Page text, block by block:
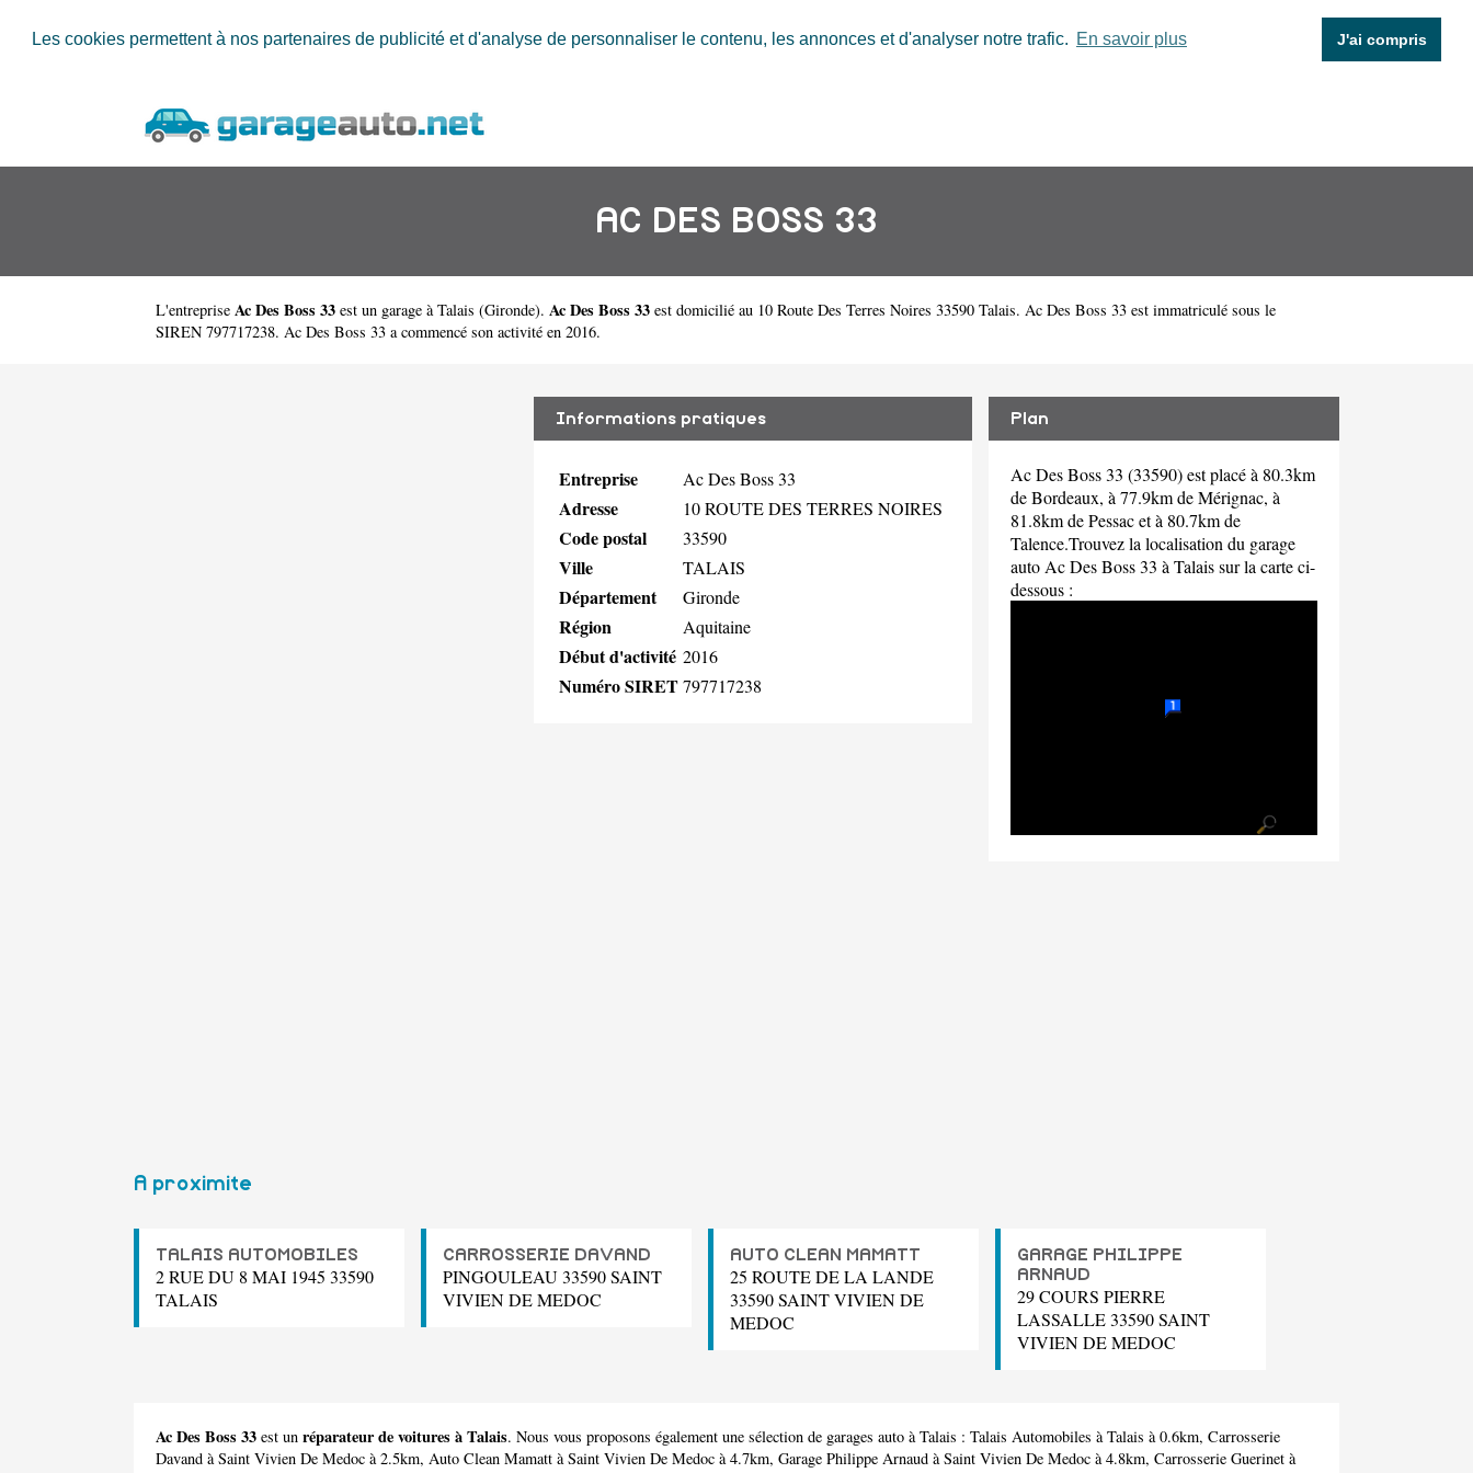
Les cookies permettent à nos partenaires de publicité et d'analyse de personnaliser le contenu, les annonces et d'analyser notre trafic. En savoir plus J'ai compris
AC DES BOSS 33
L'entreprise Ac Des Boss 33 est un garage à Talais (Gironde). Ac Des Boss 33 est domicilié au 10 Route Des Terres Noires 33590 Talais. Ac Des Boss 33 est immatriculé sous le
SIREN 797717238. Ac Des Boss 33 a commencé son activité en 2016.
Informations pratiques
Entreprise Ac Des Boss 33
Adresse 10 ROUTE DES TERRES NOIRES
Code postal 33590
Ville TALAIS
Département Gironde
Région Aquitaine
Début d'activité 2016
Numéro SIRET797717238
Plan
Ac Des Boss 33 (33590) est placé à 80.3km
de Bordeaux, à 77.9km de Mérignac, à
81.8km de Pessac et à 80.7km de
Talence.Trouvez la localisation du garage
auto Ac Des Boss 33 à Talais sur la carte ci-
dessous :
A proximite
TALAIS AUTOMOBILES
2 RUE DU 8 MAI 1945 33590
TALAIS
CARROSSERIE DAVAND
PINGOULEAU 33590 SAINT
VIVIEN DE MEDOC
AUTO CLEAN MAMATT
25 ROUTE DE LA LANDE
33590 SAINT VIVIEN DE
MEDOC
GARAGE PHILIPPE
ARNAUD
29 COURS PIERRE
LASSALLE 33590 SAINT
VIVIEN DE MEDOC
Ac Des Boss 33 est un réparateur de voitures à Talais. Nous vous proposons également une sélection de garages auto à Talais : Talais Automobiles à Talais à 0.6km, Carrosserie
Davand à Saint Vivien De Medoc à 2.5km, Auto Clean Mamatt à Saint Vivien De Medoc à 4.7km, Garage Philippe Arnaud à Saint Vivien De Medoc à 4.8km, Carrosserie Guerinet à